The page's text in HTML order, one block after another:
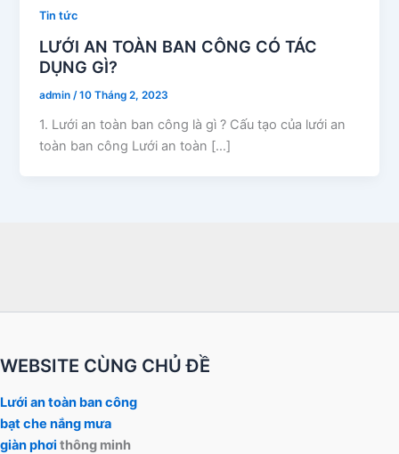
Tin tức
LƯỚI AN TOÀN BAN CÔNG CÓ TÁC
DỤNG GÌ?
admin/10 Tháng 2, 2023
1. Lưới an toàn ban công là gì ? Cấu tạo của lưới an
toàn ban công Lưới an toàn […]
WEBSITE CÙNG CHỦ ĐỀ
Lưới an toàn ban công
bạt che nắng mưa
giàn phơi thông minh